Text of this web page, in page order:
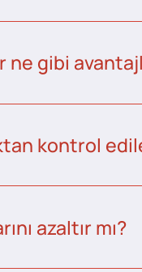
ne gibi
kontrol
azaltır mı?